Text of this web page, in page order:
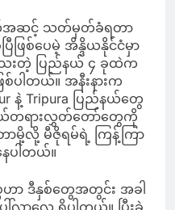
ယ်အဆင့် သတ်မှတ်ခံရတာ
ဖြစ်ပေမဲ့ အိန္ဒိယနိုင်ငံမှာ
းတဲ့ ပြည်နယ် ၄ ခုထဲက
ပါတယ်။ အနီးနားက
နဲ့ Tripura ပြည်နယ်တွေ
တရားလွှတ်တော်တွေကို
မို့လို့ မီဇိုရမ်ရဲ့ ကြန့်ကြာ
ေပါတယ်။
ာ ဒီနှစ်တွေအတွင်း အခါ